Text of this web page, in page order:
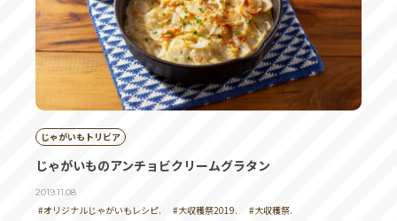
じゃがいもトリビア
じゃがいものアンチョビクリームグラタン
2019.11.08
#オリジナルじゃがいもレシピ. #大収穫祭2019. #大収穫祭.